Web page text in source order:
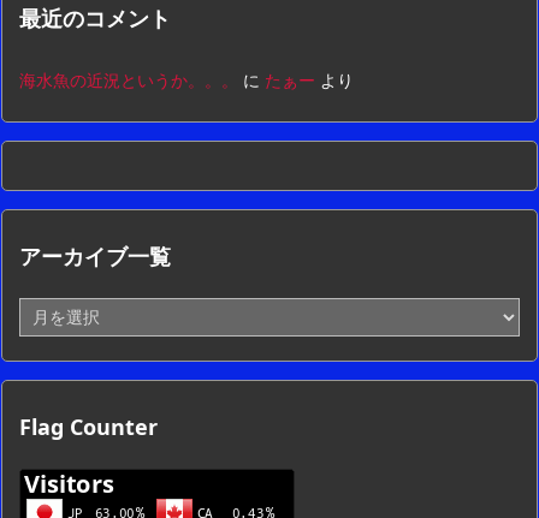
最近のコメント
海水魚の近況というか。。。 に たぁー より
アーカイブ一覧
ー
カ
イ
一
Flag Counter